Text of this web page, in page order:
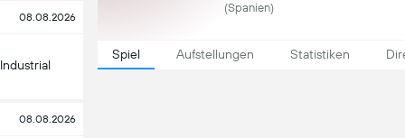
08.08.2026
08.08.2026
(Spanien)
Spiel Aufstellungen Statistiken